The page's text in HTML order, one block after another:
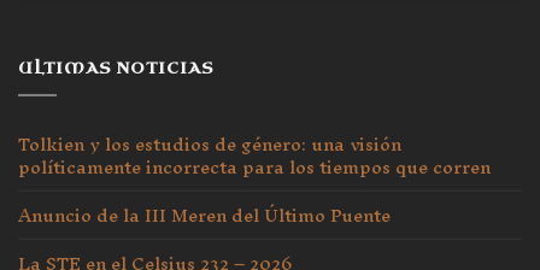
ULTIMAS NOTICIAS
Tolkien y los estudios de género: una visión
políticamente incorrecta para los tiempos que corren
Anuncio de la III Meren del Último Puente